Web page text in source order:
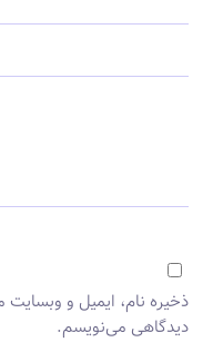
ذخیره نام، ایمیل و وبسایت
دیدگاهی می‌نویسم.